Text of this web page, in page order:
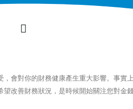
會對你的財務健康產生重大影響。事實
改善財務狀況，是時候開始關注您對金